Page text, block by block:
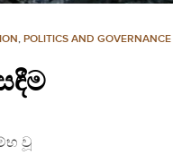
, POLITICS AND GOVERNANCE
වූ